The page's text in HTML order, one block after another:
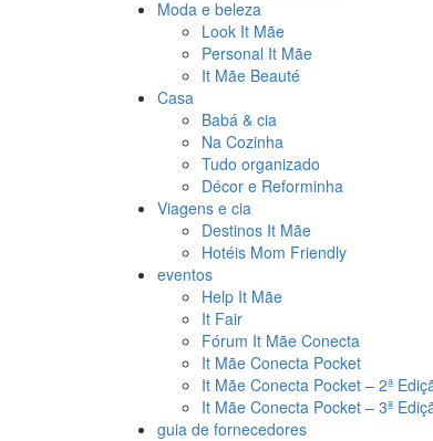
Moda e beleza
Look It Mãe
Personal It Mãe
It Mãe Beauté
Casa
Babá & cia
Na Cozinha
Tudo organizado
Décor e Reforminha
Viagens e cia
Destinos It Mãe
Hotéis Mom Friendly
eventos
Help It Mãe
It Fair
Fórum It Mãe Conecta
It Mãe Conecta Pocket
It Mãe Conecta Pocket – 2ª
It Mãe Conecta Pocket – 3ª
guia de fornecedores